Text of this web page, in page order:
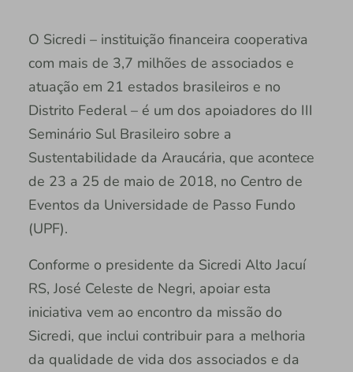
O Sicredi – instituição financeira cooperativa
com mais de 3,7 milhões de associados e
atuação em 21 estados brasileiros e no
Distrito Federal – é um dos apoiadores do III
Seminário Sul Brasileiro sobre a
Sustentabilidade da Araucária, que acontece
de 23 a 25 de maio de 2018, no Centro de
Eventos da Universidade de Passo Fundo
(UPF).
Conforme o presidente da Sicredi Alto Jacuí
RS, José Celeste de Negri, apoiar esta
iniciativa vem ao encontro da missão do
Sicredi, que inclui contribuir para a melhoria
da qualidade de vida dos associados e da